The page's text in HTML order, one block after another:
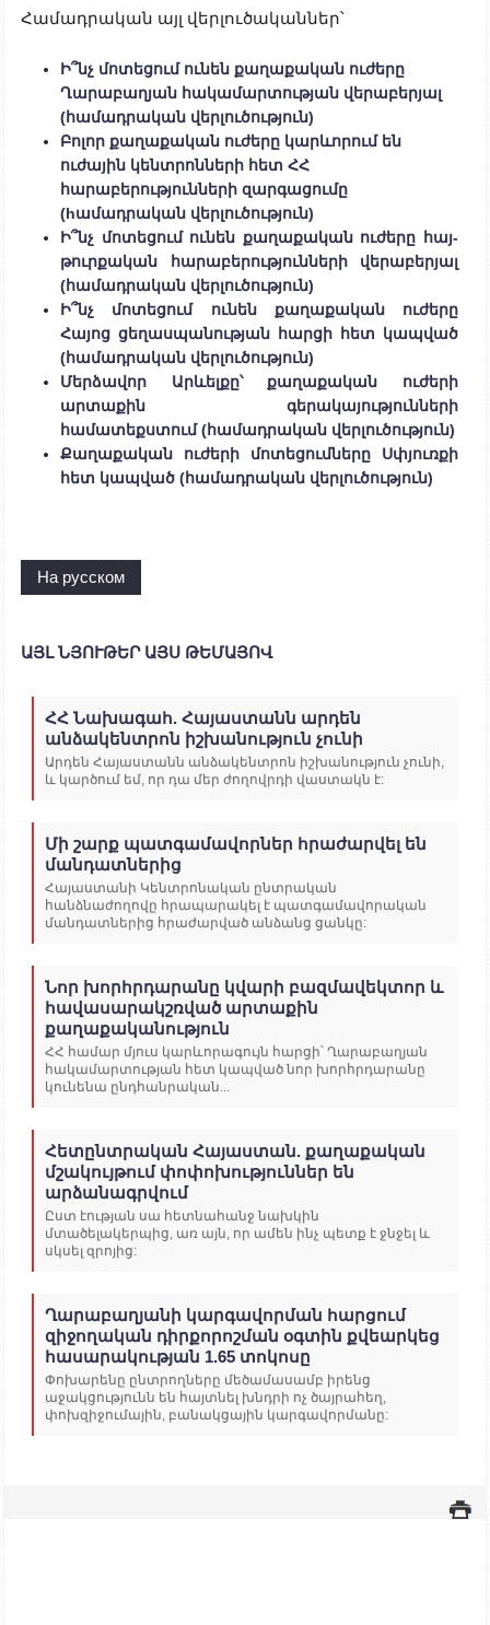
Համադրական այլ վերլուծականներ՝
Ի՞նչ մոտեցում ունեն քաղաքական ուժերը
Ղարաբաղյան հակամարտության վերաբերյալ
(համադրական վերլուծություն)
Բոլոր քաղաքական ուժերը կարևորում են
ուժային կենտրոնների հետ ՀՀ
հարաբերությունների զարգացումը
(hամադրական վերլուծություն)
Ի՞նչ մոտեցում ունեն քաղաքական ուժերը հայ-
թուրքական հարաբերությունների վերաբերյալ
(համադրական վերլուծություն)
Ի՞նչ մոտեցում ունեն քաղաքական ուժերը
Հայոց ցեղասպանության հարցի հետ կապված
(համադրական վերլուծություն)
Մերձավոր Արևելքը՝ քաղաքական ուժերի
արտաքին գերակայությունների
համատեքստում (համադրական վերլուծություն)
Քաղաքական ուժերի մոտեցումները Սփյուռքի
հետ կապված (համադրական վերլուծություն)
На русском
ԱՅԼ ՆՅՈՒԹԵՐ ԱՅՍ ԹԵՄԱՅՈՎ
ՀՀ Նախագահ. Հայաստանն արդեն
անձակենտրոն իշխանություն չունի
Արդեն Հայաստանն անձակենտրոն իշխանություն չունի,
և կարծում եմ, որ դա մեր ժողովրդի վաստակն է:
Մի շարք պատգամավորներ հրաժարվել են
մանդատներից
Հայաստանի Կենտրոնական ընտրական
հանձնաժողովը հրապարակել է պատգամավորական
մանդատներից հրաժարված անձանց ցանկը:
Նոր խորհրդարանը կվարի բազմավեկտոր և
հավասարակշռված արտաքին
քաղաքականություն
ՀՀ համար մյուս կարևորագույն հարցի՝ Ղարաբաղյան
հակամարտության հետ կապված նոր խորհրդարանը
կունենա ընդհանրական...
Հետընտրական Հայաստան. քաղաքական
մշակույթում փոփոխություններ են
արձանագրվում
Ըստ էության սա հետնահանջ նախկին
մտածելակերպից, առ այն, որ ամեն ինչ պետք է ջնջել և
սկսել զրոյից:
Ղարաբաղյանի կարգավորման հարցում
զիջողական դիրքորոշման օգտին քվեարկեց
հասարակության 1.65 տոկոսը
Փոխարենը ընտրողները մեծամասամբ իրենց
աջակցությունն են հայտնել խնդրի ոչ ծայրահեղ,
փոխզիջումային, բանակցային կարգավորմանը: